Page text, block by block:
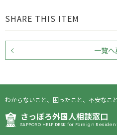
SHARE THIS ITEM
一覧へ
わからないこと、困ったこと、不安なこ
さっぽろ外国人相談窓口
SAPPORO HELP DESK for Foreign